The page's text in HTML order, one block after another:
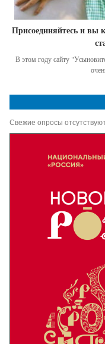
Присоединяйтесь и вы
В этом году сайту
Свежие опросы